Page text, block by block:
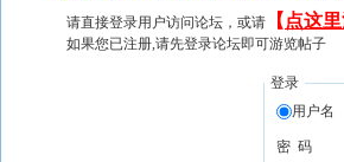
请直接登录用户访问论坛，或请 【 点这
如果您已注册,请先登录论坛即可游览帖子
登录
用户名
密 码